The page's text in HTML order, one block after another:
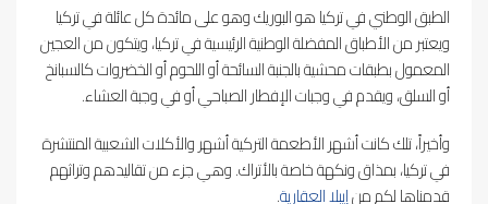
الطبق الوطني في تركيا هو البوريك وهو على مائدة كل عائلة في تركيا
ويعتبر من الأطباق المفضلة الوطنية الرئيسية في تركيا، ويتكون من العجين
المعمول بطبقات محشية بالجنبة السائحة أو اللحوم أو الخضروات كالسبانخ
أو السلق، ويقدم في وجبات الإفطار الصباحي أو في وجبة العشاء.
وأخيراً، تلك كانت أشهر الأطعمة التركية أشهر والأكلات الشعبية المنتشرة
في تركيا، بمذاق ونكهة خاصة بالأتراك. وهي جزء من تقاليدهم وتراثهم
قدمناها لكم منإيبلا العقارية.